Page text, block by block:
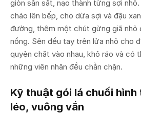
giòn sần sật, nạo thành từng sợi
chảo lên bếp, cho dừa sợi và đậu
đường, thêm một chút gừng giã nhỏ
nồng. Sên đều tay trên lửa nhỏ cho
quyện chặt vào nhau, khô ráo và có
những viên nhân đều chằn chặn.
Kỹ thuật gói lá chuối hình
léo, vuông vắn